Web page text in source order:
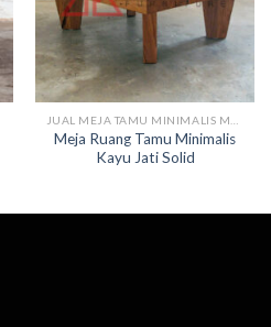
Meja Ruang Tamu Minimalis
Kayu Jati Solid